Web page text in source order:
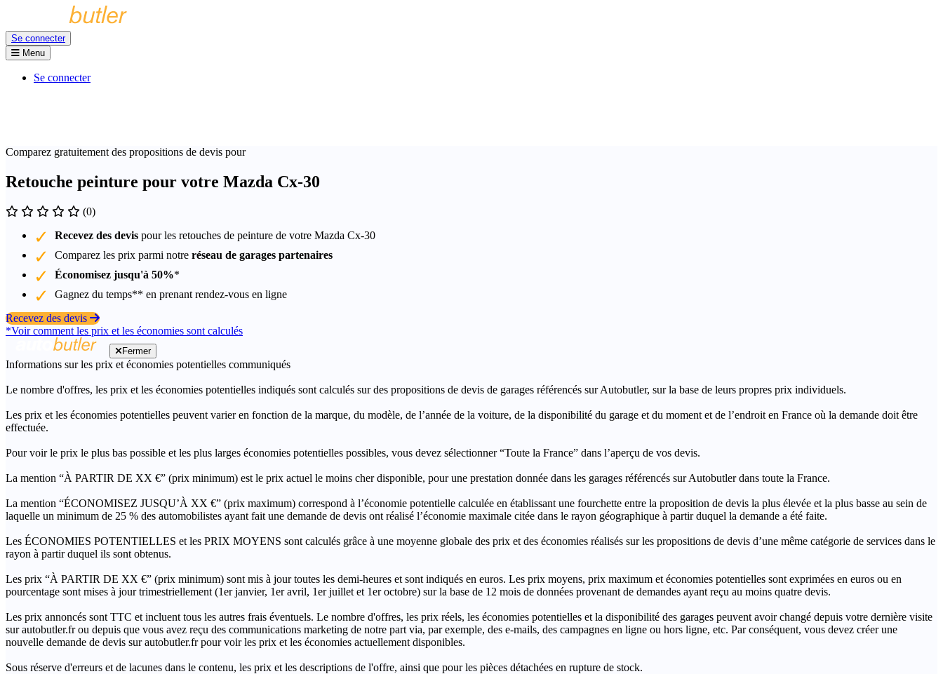
Se connecter
Menu
Se connecter
Comparez gratuitement des propositions de devis pour
Retouche peinture pour votre Mazda Cx-30
(0)
Recevez des devis pour les retouches de peinture de votre Mazda Cx-30
Comparez les prix parmi notre réseau de garages partenaires
Économisez jusqu'à 50%*
Gagnez du temps** en prenant rendez-vous en ligne
Recevez des devis
*Voir comment les prix et les économies sont calculés
Fermer
Informations sur les prix et économies potentielles communiqués
Le nombre d'offres, les prix et les économies potentielles indiqués sont calculés sur des propositions de devis de garages référencés sur Autobutler, sur la base de leurs propres prix individuels.
Les prix et les économies potentielles peuvent varier en fonction de la marque, du modèle, de l’année de la voiture, de la disponibilité du garage et du moment et de l’endroit en France où la demande doit être
effectuée.
Pour voir le prix le plus bas possible et les plus larges économies potentielles possibles, vous devez sélectionner “Toute la France” dans l’aperçu de vos devis.
La mention “À PARTIR DE XX €” (prix minimum) est le prix actuel le moins cher disponible, pour une prestation donnée dans les garages référencés sur Autobutler dans toute la France.
La mention “ÉCONOMISEZ JUSQU’À XX €” (prix maximum) correspond à l’économie potentielle calculée en établissant une fourchette entre la proposition de devis la plus élevée et la plus basse au sein de
laquelle un minimum de 25 % des automobilistes ayant fait une demande de devis ont réalisé l’économie maximale citée dans le rayon géographique à partir duquel la demande a été faite.
Les ÉCONOMIES POTENTIELLES et les PRIX MOYENS sont calculés grâce à une moyenne globale des prix et des économies réalisés sur les propositions de devis d’une même catégorie de services dans le
rayon à partir duquel ils sont obtenus.
Les prix “À PARTIR DE XX €” (prix minimum) sont mis à jour toutes les demi-heures et sont indiqués en euros. Les prix moyens, prix maximum et économies potentielles sont exprimées en euros ou en
pourcentage sont mises à jour trimestriellement (1er janvier, 1er avril, 1er juillet et 1er octobre) sur la base de 12 mois de données provenant de demandes ayant reçu au moins quatre devis.
Les prix annoncés sont TTC et incluent tous les autres frais éventuels. Le nombre d'offres, les prix réels, les économies potentielles et la disponibilité des garages peuvent avoir changé depuis votre dernière visite
sur autobutler.fr ou depuis que vous avez reçu des communications marketing de notre part via, par exemple, des e-mails, des campagnes en ligne ou hors ligne, etc. Par conséquent, vous devez créer une
nouvelle demande de devis sur autobutler.fr pour voir les prix et les économies actuellement disponibles.
Sous réserve d'erreurs et de lacunes dans le contenu, les prix et les descriptions de l'offre, ainsi que pour les pièces détachées en rupture de stock.